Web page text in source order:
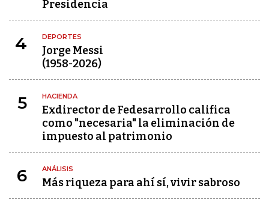
Presidencia
4 DEPORTES
Jorge Messi
(1958-2026)
5 HACIENDA
Exdirector de Fedesarrollo califica
como "necesaria" la eliminación de
impuesto al patrimonio
6 ANÁLISIS
Más riqueza para ahí sí, vivir sabroso